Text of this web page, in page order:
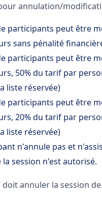
annulation/
participants peut être
sans pénalité
participants peut être
50% du tarif par
liste réservée)
participants peut être
20% du tarif par
liste réservée)
n'annule pas et
session n'est autorisé.
doit annuler la session